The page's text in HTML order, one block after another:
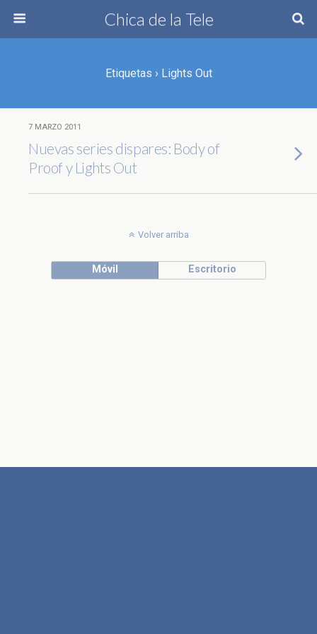
Chica de la Tele
Etiquetas › Lights Out
7 MARZO 2011
Nuevas series dispares: Body of
Proof y Lights Out
Volver arriba
Móvil Escritorio